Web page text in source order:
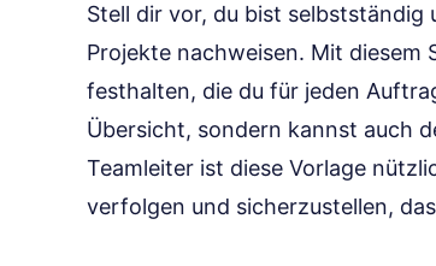
Stell dir vor, du bist
Projekte nachweisen. Mit
festhalten, die du für jeden
Übersicht, sondern kannst auch
Teamleiter ist diese Vorlage
verfolgen und sicherzustellen,